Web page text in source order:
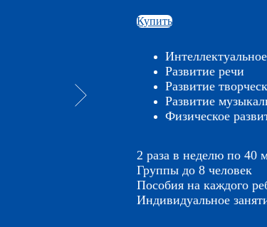
Купить
Развитие речи
Развитие
Развитие
Физическое
2 раза в неделю по 40
Группы до 8 человек
Пособия на каждого
Индивидуальное